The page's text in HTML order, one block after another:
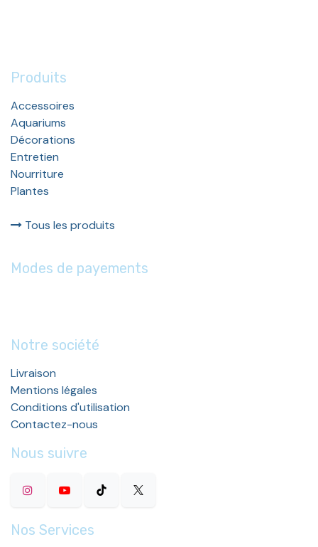
Produits
Accessoires
Aquariums
Décorations
Entretien
Nourriture
Plantes
Tous les produits
Modes de payements
Notre société
Livraison
Mentions légales
Conditions d'utilisation
Contactez-nous
Nous suivre
Nos Services